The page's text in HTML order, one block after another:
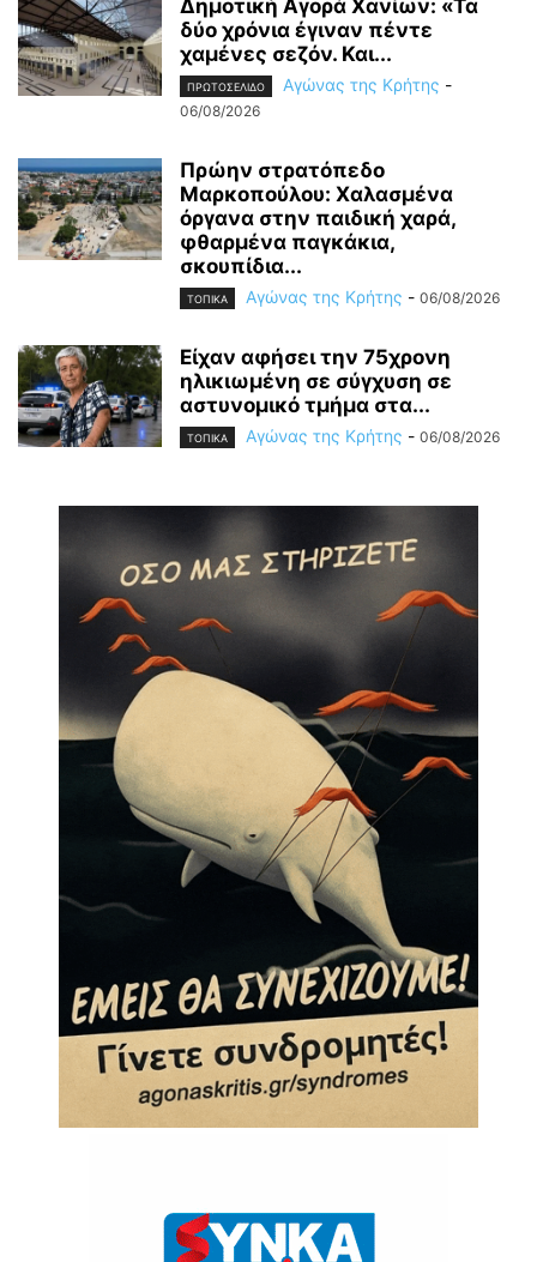
Δημοτική Αγορά Χανίων: «Τα
δύο χρόνια έγιναν πέντε
χαμένες σεζόν. Και...
ΠΡΩΤΟΣΕΛΙΔΟ Αγώνας της Κρήτης -
06/08/2026
Πρώην στρατόπεδο
Μαρκοπούλου: Χαλασμένα
όργανα στην παιδική χαρά,
φθαρμένα παγκάκια,
σκουπίδια...
ΤΟΠΙΚΑ Αγώνας της Κρήτης - 06/08/2026
Είχαν αφήσει την 75χρονη
ηλικιωμένη σε σύγχυση σε
αστυνομικό τμήμα στα...
ΤΟΠΙΚΑ Αγώνας της Κρήτης - 06/08/2026